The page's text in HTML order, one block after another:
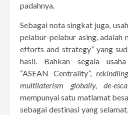
padahnya.
Sebagai nota singkat juga,
pelabur-pelabur asing, adalah
efforts and strategy” yang
hasil. Bahkan segala
“ASEAN Centrality”,
multilaterlsm globally, de-
mempunyai satu matlamat
sebagai destinasi yang